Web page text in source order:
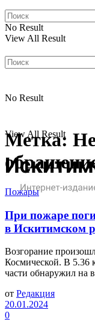
No Result
View All Result
No Result
View All Result
Метка:
Пожары
При пожаре
в Искитимском
Возгорание
Космической. В 5.36
части обнаружил на
от Редакция
20.01.2024
0